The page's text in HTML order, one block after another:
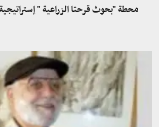
محطة "بحوث قرحتا الزراعية "